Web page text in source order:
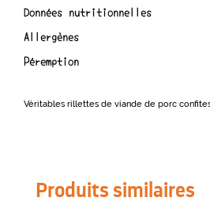
Données nutritionnelles
Allergènes
Péremption
Véritables rillettes de viande de porc
Produits similaires